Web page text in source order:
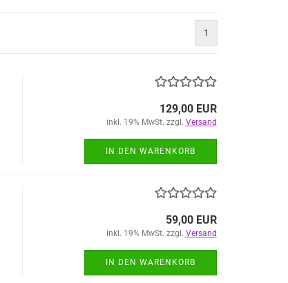
1
129,00 EUR
inkl. 19% MwSt. zzgl. Versand
IN DEN WARENKORB
59,00 EUR
inkl. 19% MwSt. zzgl. Versand
IN DEN WARENKORB